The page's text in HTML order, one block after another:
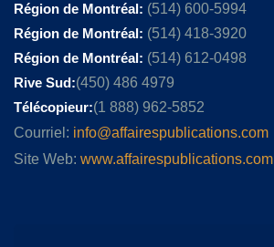
Région de Montréal: (514) 600-5994
Région de Montréal: (514) 418-3920
Région de Montréal: (514) 612-0498
Rive Sud:(450) 486 4979
Télécopieur:(1 888) 962-5852
Courriel: info@affairespublications.com
Site Web: www.affairespublications.com